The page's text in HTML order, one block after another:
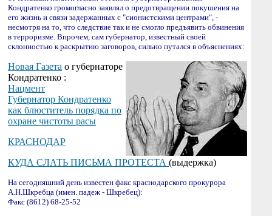
Кондратенко громогласно заявлял о предотвращении покушения на
его жизнь и связи задержанных с "сионистскими центрами", -
несмотря на то, что следствие так и не смогло предъявить обвинения
в терроризме. Впрочем, сам губернатор, известный своей
склонностью к раскрытию заговоров, сильно путался в объяснениях:
Новая Газета о губернаторе
Кондратенко :
Нацмент
Губернатор Кондратенко
как блюститель порядка по
охране чистоты расы
КРАСНОДАР
КУДА СЛАТЬ ПИСЬМА ПРОТЕСТА (выдержка)
На сегодняшний день известен факс краснодарского прокурора
А.Н.Шкребца (имен. падеж - Шкребец):
Факс (8612) 68-25-52